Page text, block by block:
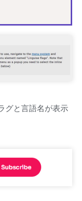
グと言語名が表示